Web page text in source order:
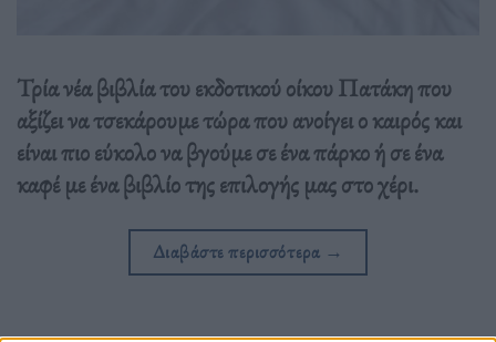
Τρία νέα βιβλία του εκδοτικού οίκου Πατάκη που
αξίζει να τσεκάρουμε τώρα που ανοίγει ο καιρός και
είναι πιο εύκολο να βγούμε σε ένα πάρκο ή σε ένα
καφέ με ένα βιβλίο της επιλογής μας στο χέρι.
Διαβάστε περισσότερα →